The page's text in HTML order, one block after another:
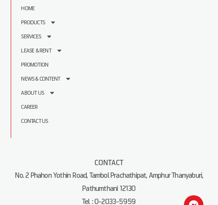
HOME
PRODUCTS
SERVICES
LEASE & RENT
PROMOTION
NEWS & CONTENT
ABOUT US
CAREER
CONTACT US
CONTACT
No. 2 Phahon Yothin Road, Tambol Prachathipat, Amphur Thanyaburi,
Pathumthani 12130
Tel : 0-2033-5959